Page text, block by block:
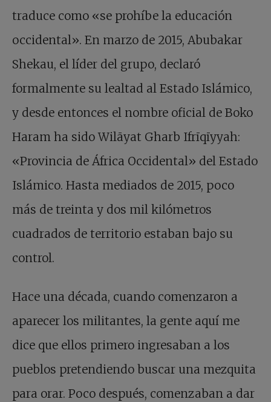
traduce como «se prohíbe la educación
occidental». En marzo de 2015, Abubakar
Shekau, el líder del grupo, declaró
formalmente su lealtad al Estado Islámico,
y desde entonces el nombre oficial de Boko
Haram ha sido Wilāyat Gharb Ifrīqīyyah:
«Provincia de África Occidental» del Estado
Islámico. Hasta mediados de 2015, poco
más de treinta y dos mil kilómetros
cuadrados de territorio estaban bajo su
control.
Hace una década, cuando comenzaron a
aparecer los militantes, la gente aquí me
dice que ellos primero ingresaban a los
pueblos pretendiendo buscar una mezquita
para orar. Poco después, comenzaban a dar